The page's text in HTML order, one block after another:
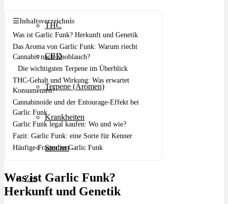
THC
CBD
Terpene (Aromen)
Krankheiten
Studien
Zen
☰Inhaltsverzeichnis
Was ist Garlic Funk? Herkunft und Genetik
Das Aroma von Garlic Funk: Warum riecht
Cannabis nach Knoblauch?
Die wichtigsten Terpene im Überblick
THC-Gehalt und Wirkung: Was erwartet
Konsumenten?
Cannabinoide und der Entourage-Effekt bei
Garlic Funk
Garlic Funk legal kaufen: Wo und wie?
Fazit: Garlic Funk: eine Sorte für Kenner
Häufige Fragen zu Garlic Funk
Was ist Garlic Funk?
Herkunft und Genetik